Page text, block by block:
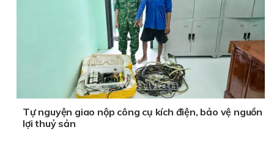
Tự nguyện giao nộp công cụ kích điện, bảo vệ nguồn
lợi thuỷ sản